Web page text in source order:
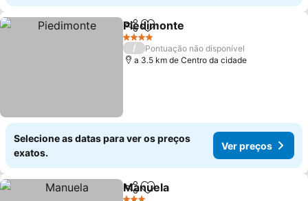
PartilharAdicionar aos favoritos
Piedimonte
4 Estrelas
/
Pontuação não disponível
a 3.5 km de Centro da cidade
Selecione as datas para ver os preços
exatos.
Ver preços
PartilharAdicionar aos favoritos
Manuela